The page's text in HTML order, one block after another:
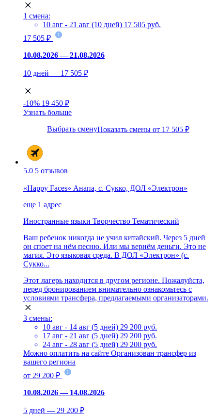
1 смена:
10 авг - 21 авг (10 дней) 17 505 руб.
17 505 ₽
10.08.2026 — 21.08.2026
10 дней — 17 505 ₽
-10% 19 450 ₽
Узнать больше
Выбрать сменуПоказать смены от 17 505 ₽
5.0 5 отзывов
«Happy Faces» Анапа, с. Сукко, ДОЛ «Электрон»
еще 1 адрес
Иностранные языки Творчество Тематический
Ваш ребенок никогда не учил китайский. Через 5 дней
он споет на нём песню. Или мы вернём деньги. Это не
магия. Это языковая среда. В ДОЛ «Электрон» (с.
Сукко...
Этот лагерь находится в другом регионе. Пожалуйста,
перед бронированием внимательно ознакомьтесь с
условиями трансфера, предлагаемыми организаторами.
3 смены:
10 авг - 14 авг (5 дней) 29 200 руб.
17 авг - 21 авг (5 дней) 29 200 руб.
24 авг - 28 авг (5 дней) 29 200 руб.
Можно оплатить на сайте Организован трансфер из
вашего региона
от 29 200 ₽
10.08.2026 — 14.08.2026
5 дней — 29 200 ₽